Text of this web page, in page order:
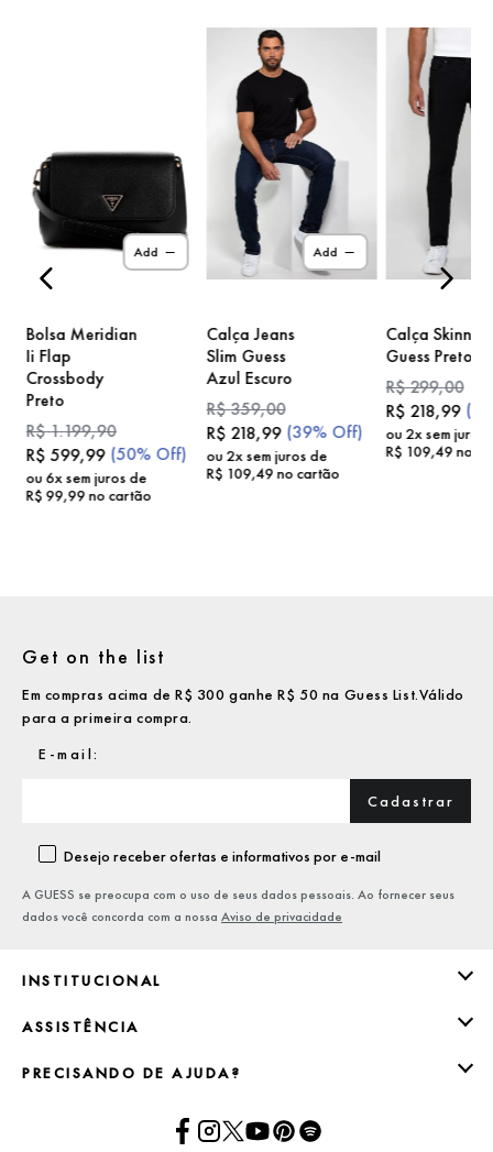
Add
Bolsa Meridian
Ii Flap
Crossbody
Preto
R$1.199,90
R$ 599,99 (50% Off)
ou 6x sem juros de
R$ 99,99no cartão
Add
Calça Jeans
Slim Guess
Azul Escuro
R$359,00
R$ 218,99 (39% Off)
ou2x sem juros de
R$ 109,49no cartão
Calça Skinny
Guess Preto
R$299,00
R$ 218,99 (
ou 2x sem juros
R$ 109,49no
INSTITUCIONAL
ASSISTÊNCIA
PRECISANDO DE AJUDA?
Get on the list
Em compras acima de R$ 300 ganhe R$ 50 na Guess List.Válido
para a primeira compra.
Cadastrar
Desejo receber ofertas e informativos por e-mail
A GUESS se preocupa com o uso de seus dados pessoais. Ao fornecer seus
dados você concorda com a nossa Aviso de privacidade